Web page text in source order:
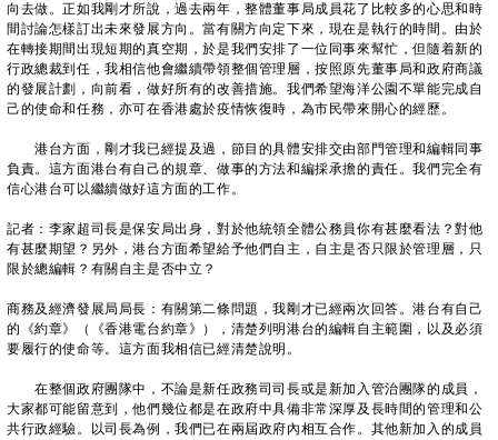
向去做。正如我剛才所說，過去兩年，整體董事局成員花了比較多的心思和時
間討論怎樣訂出未來發展方向。當有關方向定下來，現在是執行的時間。由於
在轉接期間出現短期的真空期，於是我們安排了一位同事來幫忙，但隨着新的
行政總裁到任，我相信他會繼續帶領整個管理層，按照原先董事局和政府商議
的發展計劃，向前看，做好所有的改善措施。我們希望海洋公園不單能完成自
己的使命和任務，亦可在香港處於疫情恢復時，為市民帶來開心的經歷。
港台方面，剛才我已經提及過，節目的具體安排交由部門管理和編輯同事
負責。這方面港台有自己的規章、做事的方法和編採承擔的責任。我們完全有
信心港台可以繼續做好這方面的工作。
記者：李家超司長是保安局出身，對於他統領全體公務員你有甚麼看法？對他
有甚麼期望？另外，港台方面希望給予他們自主，自主是否只限於管理層，只
限於總編輯？有關自主是否中立？
商務及經濟發展局局長：有關第二條問題，我剛才已經兩次回答。港台有自己
的《約章》（《香港電台約章》），清楚列明港台的編輯自主範圍，以及必須
要履行的使命等。這方面我相信已經清楚說明。
在整個政府團隊中，不論是新任政務司司長或是新加入管治團隊的成員，
大家都可能留意到，他們幾位都是在政府中具備非常深厚及長時間的管理和公
共行政經驗。以司長為例，我們已在兩屆政府內相互合作。其他新加入的成員